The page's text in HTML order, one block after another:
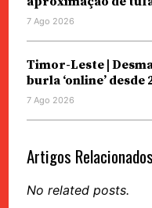
7 Ago 2026
Timor-Leste |
burla ‘online’ desde
7 Ago 2026
Artigos Relacionados
No related posts.